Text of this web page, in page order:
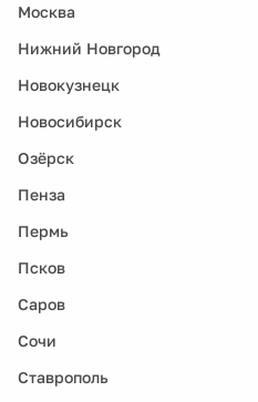
Москва
Нижний Новгород
Новокузнецк
Новосибирск
Озёрск
Пенза
Пермь
Псков
Саров
Сочи
Ставрополь